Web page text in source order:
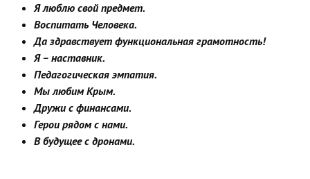
Я люблю свой предмет.
Воспитать Человека.
Да здравствует функциональная грамотность!
Я – наставник.
Педагогическая эмпатия.
Мы любим Крым.
Дружи с финансами.
Герои рядом с нами.
В будущее с дронами.